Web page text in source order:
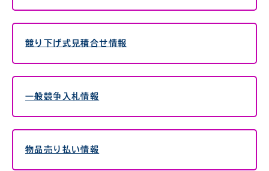
競り下げ式見積合せ情報
一般競争入札情報
物品売り払い情報